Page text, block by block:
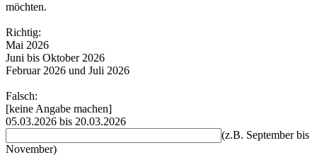
möchten.
Richtig:
Mai 2026
Juni bis Oktober 2026
Februar 2026 und Juli 2026
Falsch:
[keine Angabe machen]
05.03.2026 bis 20.03.2026
(z.B. September bis
November)